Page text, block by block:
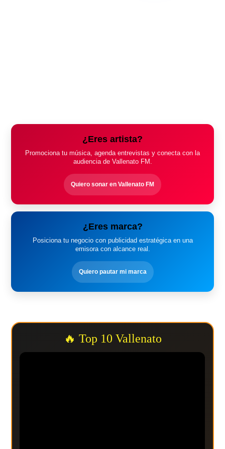
¿Eres artista?
Promociona tu música, agenda entrevistas y conecta con la
audiencia de Vallenato FM.
Quiero sonar en Vallenato FM
¿Eres marca?
Posiciona tu negocio con publicidad estratégica en una
emisora con alcance real.
Quiero pautar mi marca
🔥 Top 10 Vallenato